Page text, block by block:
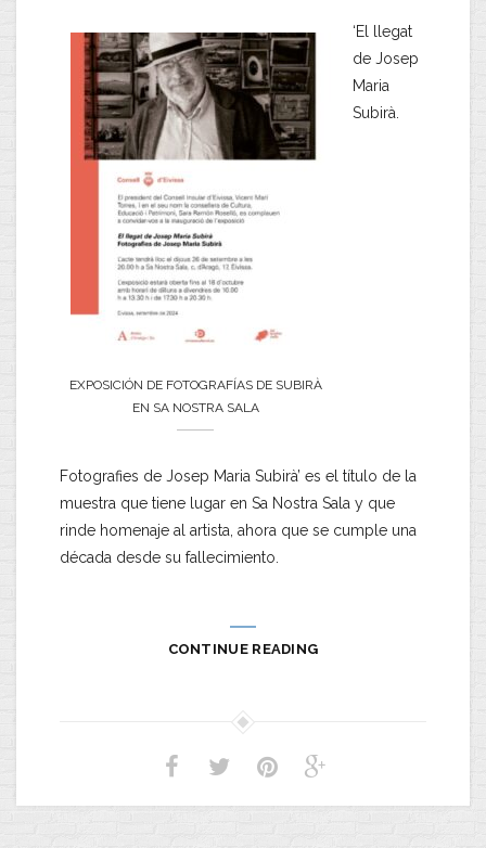
EXPOSICIÓN DE FOTOGRAFÍAS DE SUBIRÀ
EN SA NOSTRA SALA
‘El llegat
de Josep
Maria
Subirà.
Fotografies de Josep Maria Subirà’ es el título de la
muestra que tiene lugar en Sa Nostra Sala y que
rinde homenaje al artista, ahora que se cumple una
década desde su fallecimiento.
CONTINUE READING